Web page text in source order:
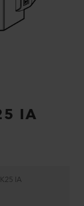
IA
IA